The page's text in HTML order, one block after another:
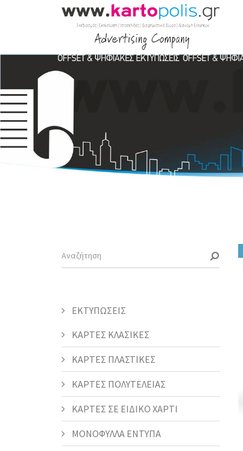
ΕΚΤΥΠΩΣΕΙΣ
ΚΑΡΤΕΣ ΚΛΑΣΙΚΕΣ
ΚΑΡΤΕΣ ΠΛΑΣΤΙΚΕΣ
ΚΑΡΤΕΣ ΠΟΛΥΤΕΛΕΙΑΣ
ΚΑΡΤΕΣ ΣΕ ΕΙΔΙΚΟ ΧΑΡΤΙ
ΜΟΝΟΦΥΛΛΑ ΕΝΤΥΠΑ